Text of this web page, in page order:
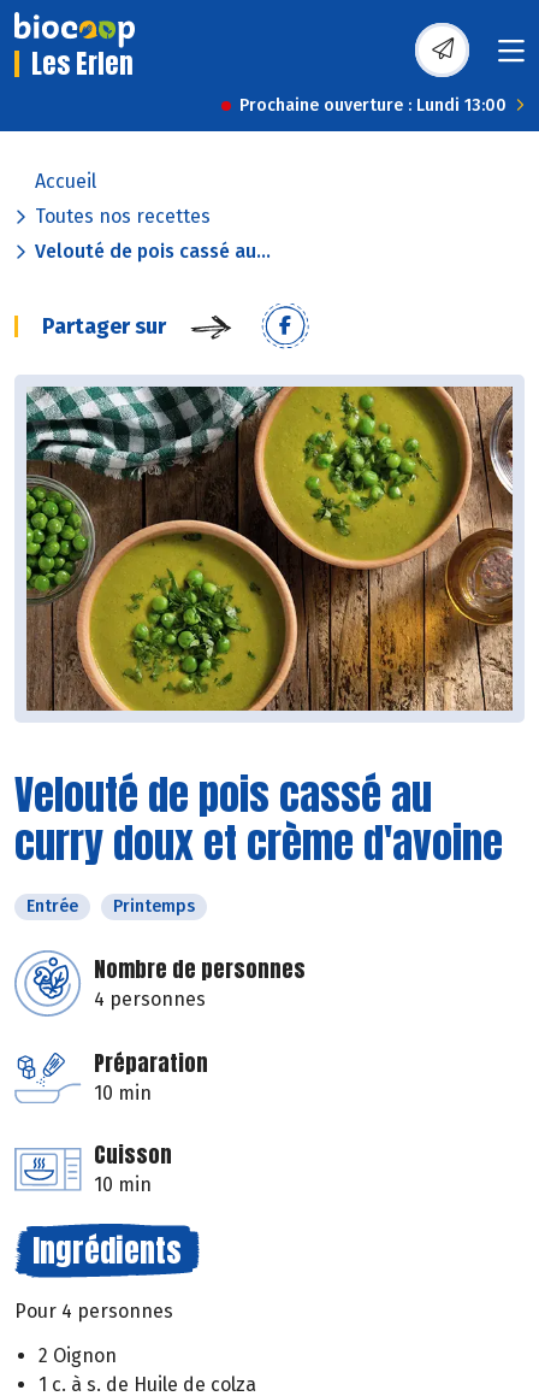
Les Erlen
Prochaine ouverture : Lundi 13:00
Accueil
Toutes nos recettes
Velouté de pois cassé au...
Partager sur
Velouté de pois cassé au
curry doux et crème d'avoine
Entrée Printemps
Nombre de personnes
4 personnes
Préparation
10 min
Cuisson
10 min
Ingrédients
Pour 4 personnes
2 Oignon
1 c. à s. de Huile de colza